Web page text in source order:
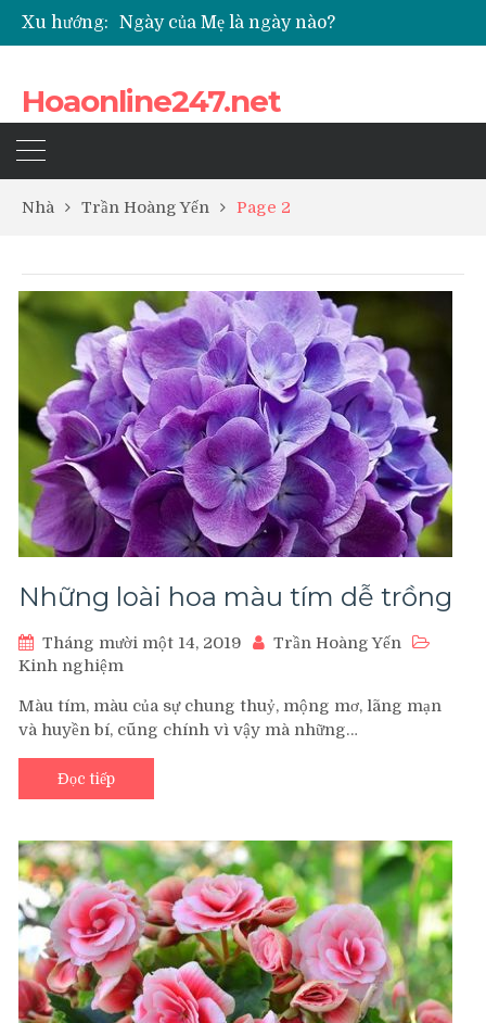
Xu hướng:
Quốc hoa của Campuchia
Top 5 loài hoa phổ biến dùng để ướp trà
Hoaonline247.net
Nhà Trần Hoàng Yến Page 2
Những loài hoa màu tím dễ trồng
Tháng mười một 14, 2019
Trần Hoàng Yến
Kinh nghiệm
Màu tím, màu của sự chung thuỷ, mộng mơ, lãng mạn
và huyền bí, cũng chính vì vậy mà những…
Đọc tiếp